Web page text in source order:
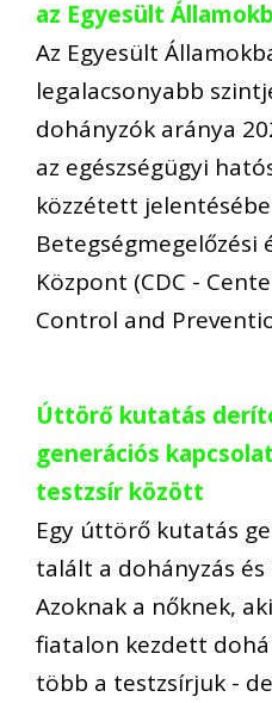
az Egyesült
Az Egyesült
legalacsonyabb
dohányzók aránya
az egészségügyi
közzétett
Betegségmegelőzési
Központ (CDC -
Control and
Úttörő kutatás
generációs
testzsír között
Egy úttörő kutatás
talált a dohányzás
Azoknak a nőknek,
fiatalon kezdett
több a testzsírjuk -